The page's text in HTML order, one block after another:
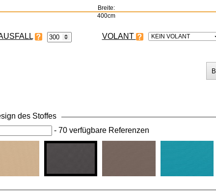
Breite:
400cm
VOLANT KEIN VOLANT
des Stoffes
- 70 verfügbare Referenzen